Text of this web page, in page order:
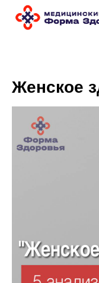
Женское